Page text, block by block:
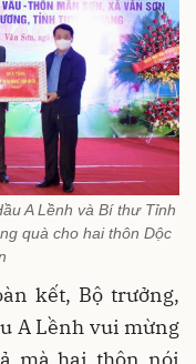
A Lềnh và Bí thư Tỉnh
quà cho hai thôn Dộc
kết, Bộ trưởng,
A Lềnh vui mừng